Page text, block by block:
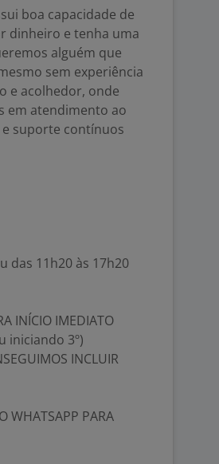
boa capacidade de
dinheiro e tenha uma
alguém que
sem experiência
e acolhedor, onde
em atendimento ao
suporte contínuos
das 11h20 às 17h20
INÍCIO IMEDIATO
iniciando 3º)
INCLUIR
WHATSAPP PARA